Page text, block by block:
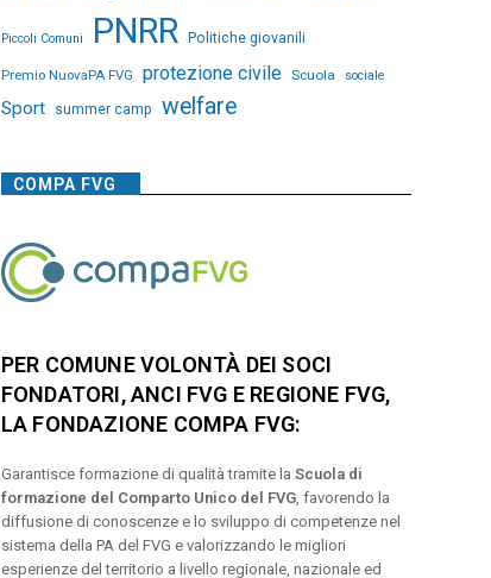
Piccoli Comuni PNRR Politiche giovanili
Premio NuovaPA FVG protezione civile Scuola sociale
Sport summer camp welfare
COMPA FVG
PER COMUNE VOLONTÀ DEI SOCI
FONDATORI, ANCI FVG E REGIONE FVG,
LA FONDAZIONE COMPA FVG:
Garantisce formazione di qualità tramite la Scuola di
formazione del Comparto Unico del FVG, favorendo la
diffusione di conoscenze e lo sviluppo di competenze nel
sistema della PA del FVG e valorizzando le migliori
esperienze del territorio a livello regionale, nazionale ed